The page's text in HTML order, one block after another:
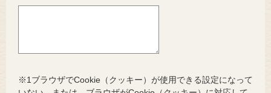
※1ブラウザでCookie（クッキー）が使用できる設定になって